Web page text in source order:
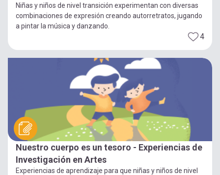
Niñas y niños de nivel transición experimentan con diversas
combinaciones de expresión creando autorretratos, jugando
a pintar la música y danzando.
4
Nuestro cuerpo es un tesoro - Experiencias de
Investigación en Artes
Experiencias de aprendizaje para que niñas y niños de nivel